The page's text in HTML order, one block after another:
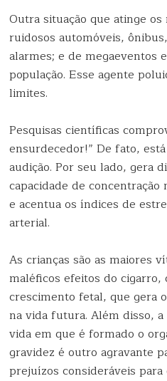
Outra situação que atinge
ruidosos automóveis,
alarmes; e de megaeventos
população. Esse agente
limites.
Pesquisas científicas
ensurdecedor!” De fato,
audição. Por seu lado, gera
capacidade de
e acentua os índices de
arterial.
As crianças são as maiores
maléficos efeitos do cigarro,
crescimento fetal, que gera
na vida futura. Além disso,
vida em que é formado o
gravidez é outro agravante
prejuízos consideráveis